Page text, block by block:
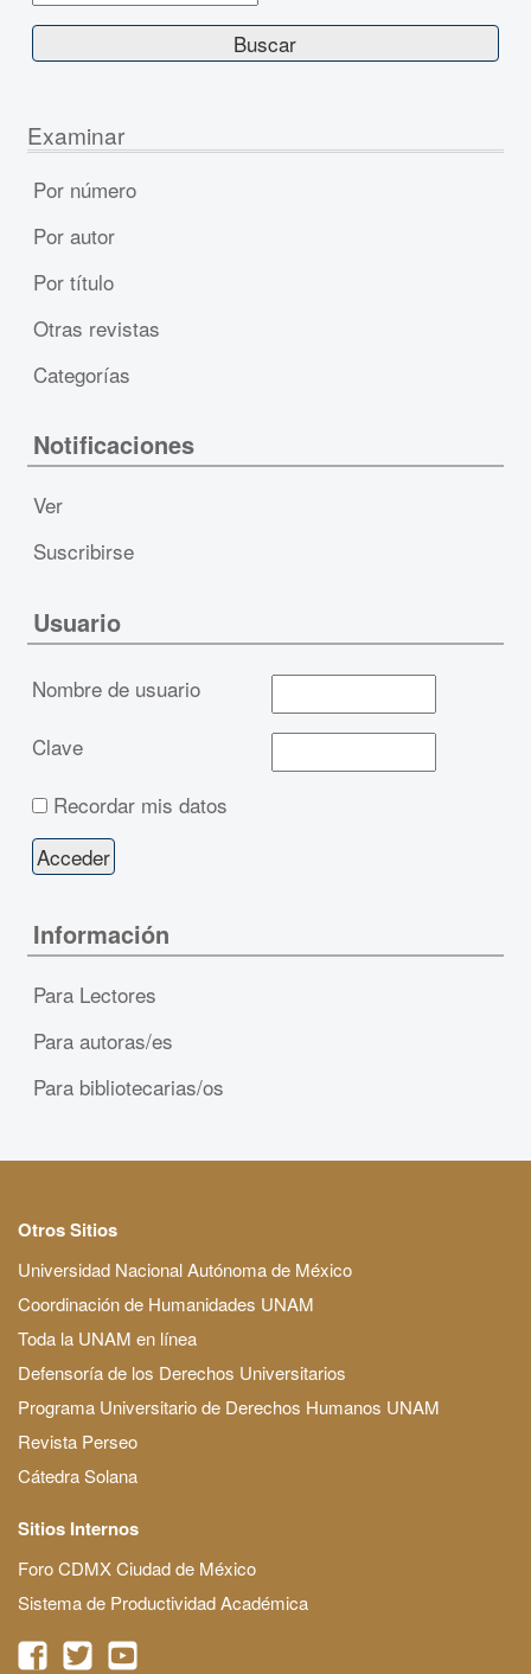
Examinar
Por número
Por autor
Por título
Otras revistas
Categorías
Notificaciones
Ver
Suscribirse
Usuario
Nombre de usuario
Clave
Recordar mis datos
Información
Para Lectores
Para autoras/es
Para bibliotecarias/os
Otros Sitios
Universidad Nacional Autónoma de México
Coordinación de Humanidades UNAM
Toda la UNAM en línea
Defensoría de los Derechos Universitarios
Programa Universitario de Derechos Humanos UNAM
Revista Perseo
Cátedra Solana
Sitios Internos
Foro CDMX Ciudad de México
Sistema de Productividad Académica